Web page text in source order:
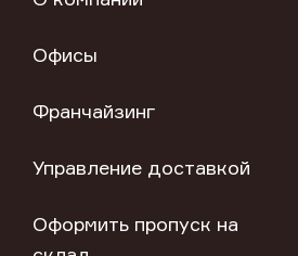
Офисы
Франчайзинг
Управление доставкой
Оформить пропуск на